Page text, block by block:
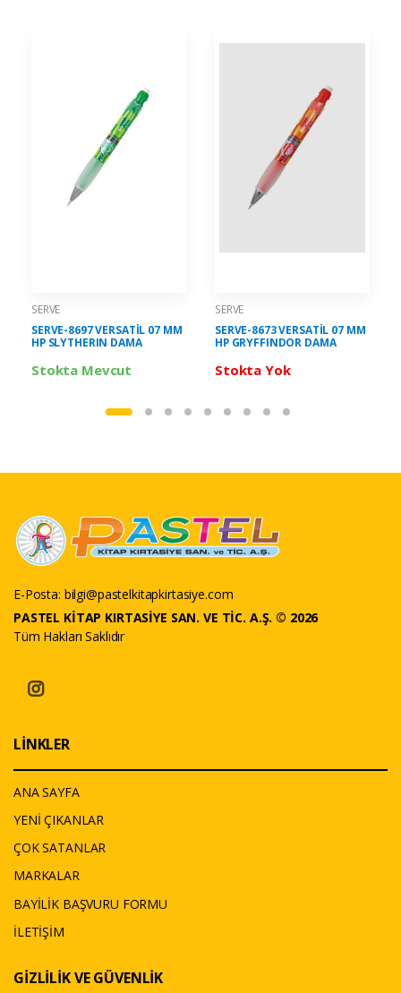
SERVE
SERVE-8697 VERSATİL 07 MM
HP SLYTHERIN DAMA
Stokta Mevcut
SERVE
SERVE-8673 VERSATİL 07 MM
HP GRYFFINDOR DAMA
Stokta Yok
E-Posta: bilgi@pastelkitapkirtasiye.com
PASTEL KİTAP KIRTASİYE SAN. VE TİC. A.Ş. © 2026
Tüm Hakları Saklıdır
LİNKLER
ANA SAYFA
YENİ ÇIKANLAR
ÇOK SATANLAR
MARKALAR
BAYİLİK BAŞVURU FORMU
İLETİŞİM
GİZLİLİK VE GÜVENLİK